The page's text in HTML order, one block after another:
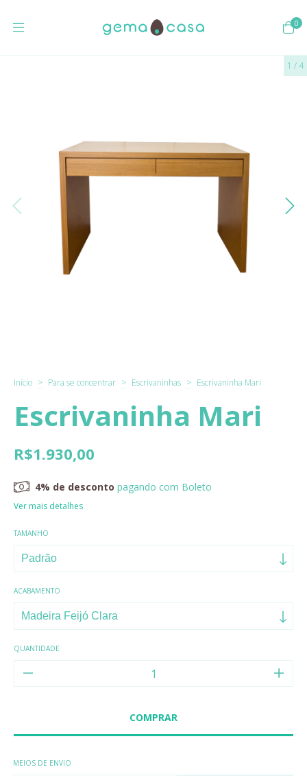
0
1 /4
Início > Para se concentrar > Escrivaninhas > Escrivaninha Mari
Escrivaninha Mari
R$1.930,00
4% de desconto pagando com Boleto
Ver mais detalhes
TAMANHO
ACABAMENTO
QUANTIDADE
MEIOS DE ENVIO